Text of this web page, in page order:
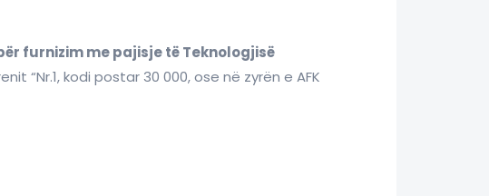
furnizim me pajisje të Teknologjisë
“Nr.1, kodi postar 30 000, ose në zyrën e AFK